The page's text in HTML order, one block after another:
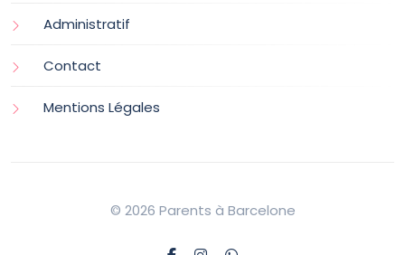
Administratif
Contact
Mentions Légales
© 2026 Parents à Barcelone